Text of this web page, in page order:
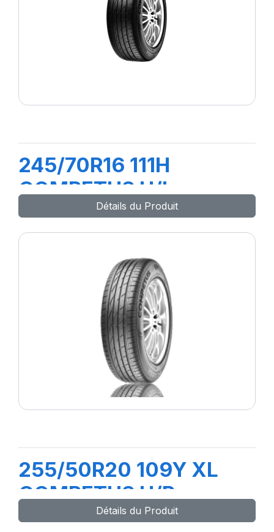
245/70R16 111H
COMPETUS H/L
Détails du Produit
255/50R20 109Y XL
COMPETUS H/P
Détails du Produit